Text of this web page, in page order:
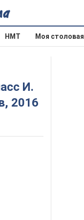
НМТ Моя столовая
И.
2016